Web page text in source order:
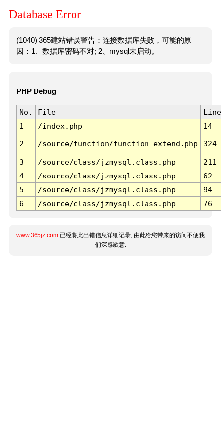
Database Error
(1040) 365建站错误警告：连接数据库失败，可能的原
因：1、数据库密码不对; 2、mysql未启动。
PHP Debug
No. File
Line
1
/index.php 14
2 /source/function/function_extend.php 324
3 /source/class/jzmysql.class.php
211
4
/source/class/jzmysql.class.php
62
5
/source/class/jzmysql.class.php
94
6
/source/class/jzmysql.class.php 76
www.365jz.com 已经将此出错信息详细记录, 由此给您带来的访问不便我
们深感歉意.